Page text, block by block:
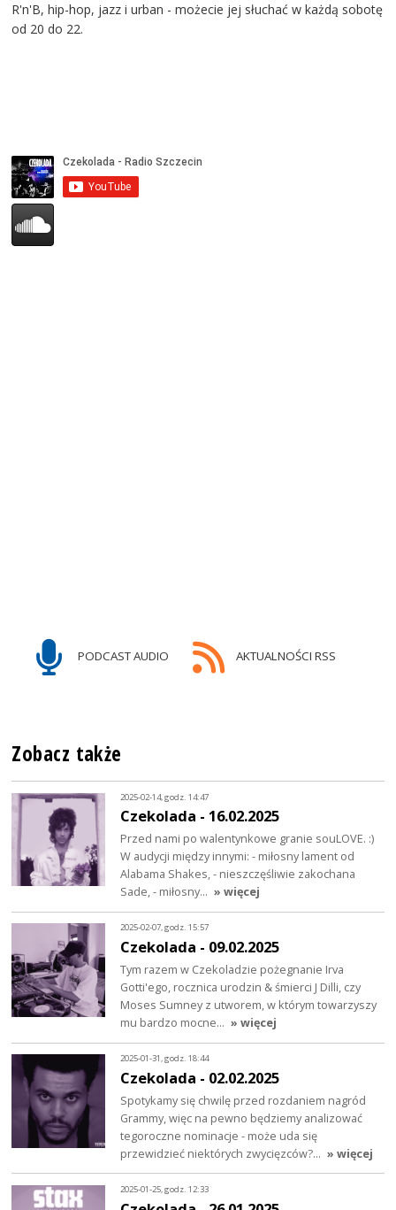
R'n'B, hip-hop, jazz i urban - możecie jej słuchać w każdą sobotę
od 20 do 22.
PODCAST AUDIO AKTUALNOŚCI RSS
Zobacz także
2025-02-14, godz. 14:47
Czekolada - 16.02.2025
Przed nami po walentynkowe granie souLOVE. :)
W audycji między innymi: - miłosny lament od
Alabama Shakes, - nieszczęśliwie zakochana
Sade, - miłosny… » więcej
2025-02-07, godz. 15:57
Czekolada - 09.02.2025
Tym razem w Czekoladzie pożegnanie Irva
Gotti'ego, rocznica urodzin & śmierci J Dilli, czy
Moses Sumney z utworem, w którym towarzyszy
mu bardzo mocne… » więcej
2025-01-31, godz. 18:44
Czekolada - 02.02.2025
Spotykamy się chwilę przed rozdaniem nagród
Grammy, więc na pewno będziemy analizować
tegoroczne nominacje - może uda się
przewidzieć niektórych zwycięzców?… » więcej
2025-01-25, godz. 12:33